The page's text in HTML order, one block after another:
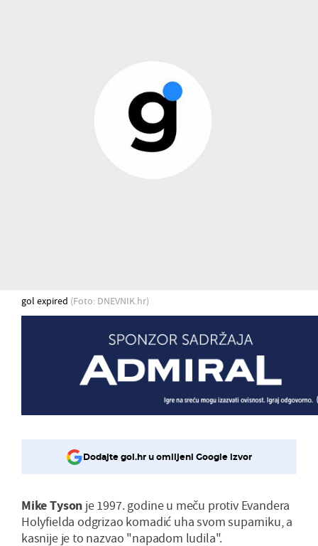
gol expired (Foto: DNEVNIK.hr)
Dodajte gol.hr u omiljeni Google izvor
Mike Tyson je 1997. godine u meču protiv Evandera
Holyfielda odgrizao komadić uha svom suparniku, a
kasnije je to nazvao "napadom ludila".